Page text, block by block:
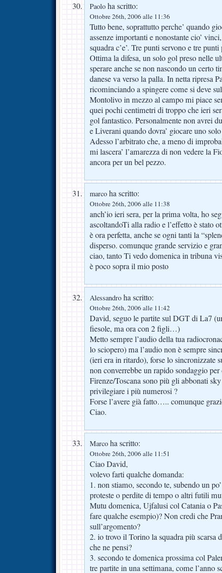
Paolo ha scritto:
Ottobre 26th, 2006 alle 11:36
Tutto bene, soprattutto perche’ quando
assenze importanti e nonostante cio’
squadra c’e’. Tre punti servono e tre
Ottima la difesa, un solo gol preso nelle
sperare anche se non nascondo un certo
danese va verso la palla. In netta ripresa
ricominciando a spingere come si deve
Montolivo in mezzo al campo mi piace
quei pochi centimetri di troppo che ieri
gol fantastico. Personalmente non avrei
e Liverani quando dovra’ giocare uno
Adesso l’arbitrato che, a meno di
mi lascera’ l’amarezza di non vedere la
ancora per un bel pezzo.
marco ha scritto:
Ottobre 26th, 2006 alle 11:38
anch’io ieri sera, per la prima volta, ho
ascoltandoTi alla radio e l’effetto è stato
è ora perfetta, anche se ogni tanti la
disperso. comunque grande servizio e
ciao, tanto Ti vedo domenica in tribuna
è poco sopra il mio posto
Alessandro ha scritto:
Ottobre 26th, 2006 alle 11:42
David, seguo le partite sul DGT di La7
fiesole, ma ora con 2 figli…)
Metto sempre l’audio della tua
lo sciopero) ma l’audio non è sempre
(ieri era in ritardo), forse lo sincronizzate
non converrebbe un rapido sondaggio per
Firenze/Toscana sono più gli abbonati
privilegiare i più numerosi ?
Forse l’avere già fatto….. comunque
Ciao.
Marco ha scritto:
Ottobre 26th, 2006 alle 11:51
Ciao David,
volevo farti qualche domanda:
1. non stiamo, secondo te, subendo un
proteste o perdite di tempo o altri futili
Mutu domenica, Ujfalusi col Catania o
fare qualche esempio)? Non credi che
sull’argomento?
2. io trovo il Torino la squadra più scarsa
che ne pensi?
3. secondo te domenica prossima col
tre partite in una settimana, come l’anno